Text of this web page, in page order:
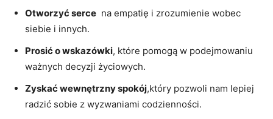
Otworzyć serce ⁣ na empatię i zrozumienie wobec
siebie i innych.
Prosić o wskazówki,⁣ które pomogą w podejmowaniu
ważnych decyzji życiowych.
Zyskać wewnętrzny spokój,który pozwoli nam lepiej
radzić⁤ sobie z wyzwaniami codzienności.